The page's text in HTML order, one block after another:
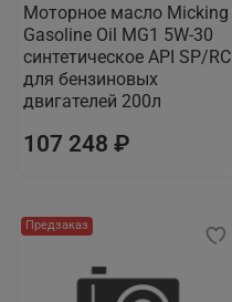
Моторное масло Micking
Gasoline Oil MG1 5W-30
синтетическое API SP/RC
для бензиновых
двигателей 200л
107 248 ₽
Предзаказ